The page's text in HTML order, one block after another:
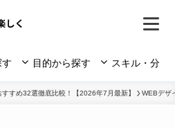
目的から探す スキル・分野
すめ32選徹底比較！【2026年7月最新】 WEBデザ